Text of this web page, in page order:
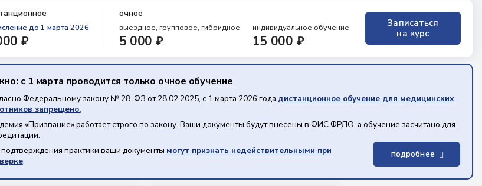
до 1 марта 2026
₽
очное
выездное, групповое, гибридное
5 000 ₽
индивидуальное обучение
15 000 ₽
Записаться
на курс
с 1 марта проводится только очное обучение
Федеральному закону № 28-ФЗ от 28.02.2025, с 1 марта 2026 года дистанционное обучение для медицинских
запрещено.
«Призвание» работает строго по закону. Ваши документы будут внесены в ФИС ФРДО, а обучение засчитано для
практики ваши документы могут признать недействительными при
.
подробнее